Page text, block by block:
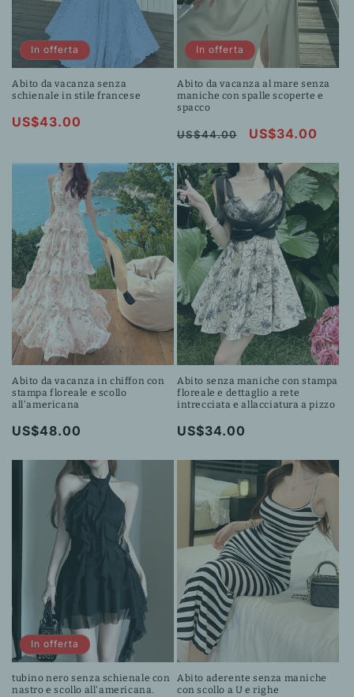
In offerta
Abito da vacanza senza
schienale in stile francese
Prezzo
US$43.00
In offerta
Abito da vacanza al mare senza
maniche con spalle scoperte e
spacco
Prezzo
listino
US$44.00
Prezzo
US$34.00
Abito da vacanza in chiffon con
stampa floreale e scollo
all'americana
Prezzo
US$48.00
Abito senza maniche con stampa
floreale e dettaglio a rete
intrecciata e allacciatura a pizzo
Prezzo
listino
US$34.00
In offerta
tubino nero senza schienale con
nastro e scollo all'americana.
Abito aderente senza maniche
con scollo a U e righe